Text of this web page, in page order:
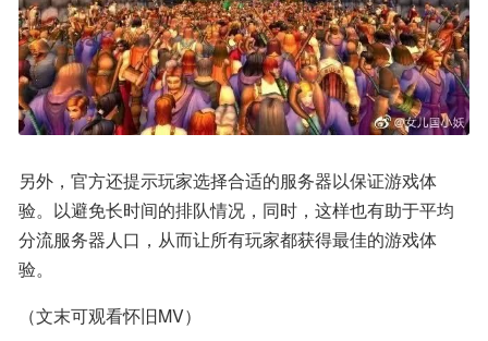
另外，官方还提示玩家选择合适的服务器以保证游戏体
验。以避免长时间的排队情况，同时，这样也有助于平均
分流服务器人口，从而让所有玩家都获得最佳的游戏体
验。
（文末可观看怀旧MV）